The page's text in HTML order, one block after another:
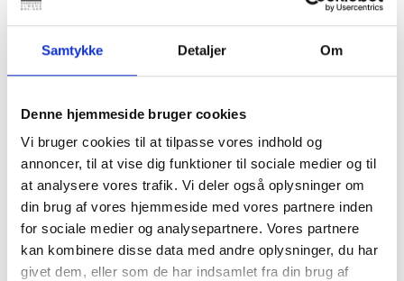
Samtykke Detaljer Om
Denne hjemmeside bruger cookies
Vi bruger cookies til at tilpasse vores indhold og
annoncer, til at vise dig funktioner til sociale medier og til
at analysere vores trafik. Vi deler også oplysninger om
din brug af vores hjemmeside med vores partnere inden
for sociale medier og analysepartnere. Vores partnere
kan kombinere disse data med andre oplysninger, du har
givet dem, eller som de har indsamlet fra din brug af
Jura
Konflikthåndtering
Grøn afdelingsdrift og udenomsarealer
Datoer og sted
17.-19. marts 2027 - Hotel Vingsted, Vejle
13.-15. april 2027 - Hotel Vingsted, Vejle
11.-13. maj 2027 - Hotel Scandic Opus,
Horsens
22.-23. juni 2027 - Hotel Vingsted, Vejle